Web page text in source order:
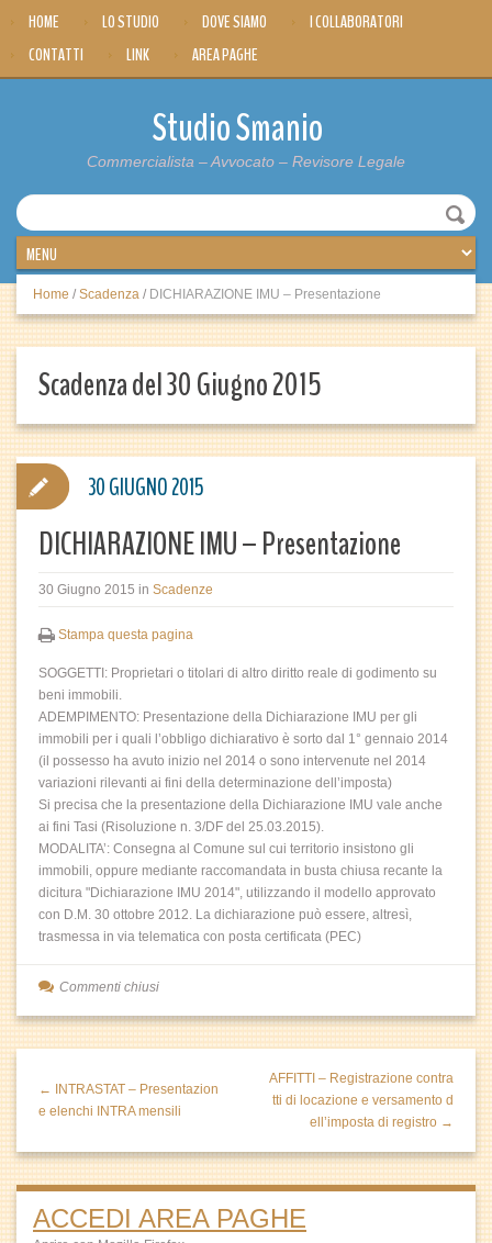
HOME LO STUDIO DOVE SIAMO
I COLLABORATORI
CONTATTI
LINK AREA PAGHE
Studio Smanio
Commercialista – Avvocato – Revisore Legale
Home / Scadenza / DICHIARAZIONE IMU – Presentazione
Scadenza del 30 Giugno 2015
DICHIARAZIONE IMU – Presentazione
30 Giugno 2015 in Scadenze
Stampa questa pagina
SOGGETTI: Proprietari o titolari di altro diritto reale di godimento su
beni immobili.
ADEMPIMENTO: Presentazione della Dichiarazione IMU per gli
immobili per i quali l’obbligo dichiarativo è sorto dal 1° gennaio 2014
(il possesso ha avuto inizio nel 2014 o sono intervenute nel 2014
variazioni rilevanti ai fini della determinazione dell’imposta)
Si precisa che la presentazione della Dichiarazione IMU vale anche
ai fini Tasi (Risoluzione n. 3/DF del 25.03.2015).
MODALITA’: Consegna al Comune sul cui territorio insistono gli
immobili, oppure mediante raccomandata in busta chiusa recante la
dicitura "Dichiarazione IMU 2014", utilizzando il modello approvato
con D.M. 30 ottobre 2012. La dichiarazione può essere, altresì,
trasmessa in via telematica con posta certificata (PEC)
30 GIUGNO 2015
Commenti chiusi
← INTRASTAT – Presentazion
e elenchi INTRA mensili
AFFITTI – Registrazione contra
tti di locazione e versamento d
ell’imposta di registro →
ACCEDI AREA PAGHE